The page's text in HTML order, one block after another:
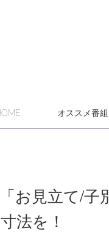
オススメ番組
お見立て/子
法を！